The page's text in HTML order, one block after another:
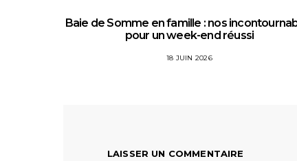
Baie de Somme en famille : nos
pour un week-end réussi
18 JUIN 2026
LAISSER UN COMMENTAIRE